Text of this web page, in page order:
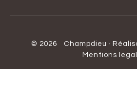
© 2026 Champdieu ·
Mentions